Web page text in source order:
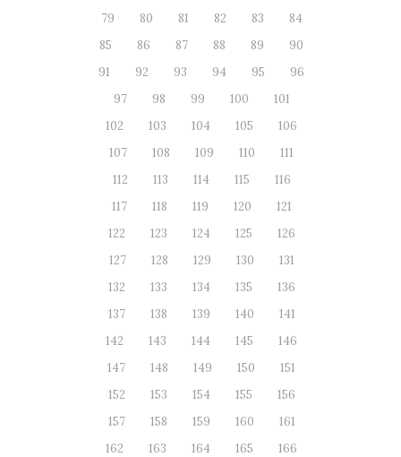
79
80 81 82 83
84
85
86 87 88 89
90
91
92 93 94 95
96
97
98 99 100
101
102
103 104 105
106
107
108 109 110
111
112
113 114 115
116
117
118 119 120
121
122
123 124 125
126
127
128 129 130
131
132
133 134 135
136
137
138 139 140
141
142
143 144 145
146
147
148 149 150
151
152
153 154 155
156
157
158 159 160
161
162
163 164 165
166